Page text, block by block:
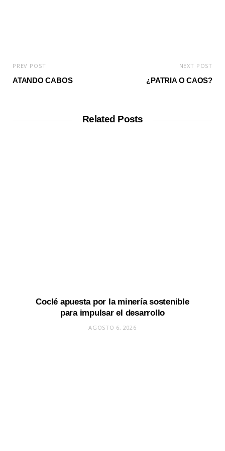
PREV POST
ATANDO CABOS
NEXT POST
¿PATRIA O CAOS?
Related Posts
Coclé apuesta por la minería sostenible
para impulsar el desarrollo
AGOSTO 6, 2026